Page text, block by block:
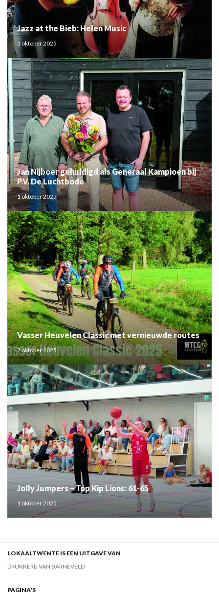
Jazz at the Bieb: Helen Music
3 oktober 2025
Jan Nijboer gehuldigd als Generaal Kampioen bij
P.V. De Luchtbode
1 oktober 2025
Vasser Heuvelen Classic met vernieuwde routes
2 oktober 2025
Jolly Jumpers – Top Kip Lions: 61-65
1 oktober 2025
LOKAALTWENTE IS EEN UITGAVE VAN
DRUKKERIJ VAN BARNEVELD
PAGINA'S